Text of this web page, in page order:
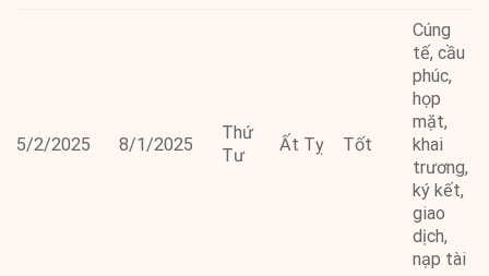
5/2/2025 8/1/2025
Thứ
Tư
Ất Tỵ Tốt
Cúng
tế, cầu
phúc,
họp
mặt,
khai
trương,
ký kết,
giao
dịch,
nạp tài